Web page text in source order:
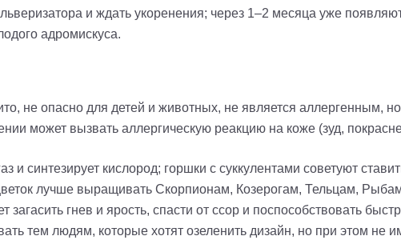
и ждать укоренения; через 1–2 месяца уже
адромискуса.
не опасно для детей и животных, не является аллергенным,
может вызвать аллергическую реакцию на коже (зуд,
и синтезирует кислород; горшки с суккулентами советуют
лучше выращивать Скорпионам, Козерогам, Тельцам,
загасить гнев и ярость, спасти от ссор и поспособствовать
тем людям, которые хотят озеленить дизайн, но при этом не